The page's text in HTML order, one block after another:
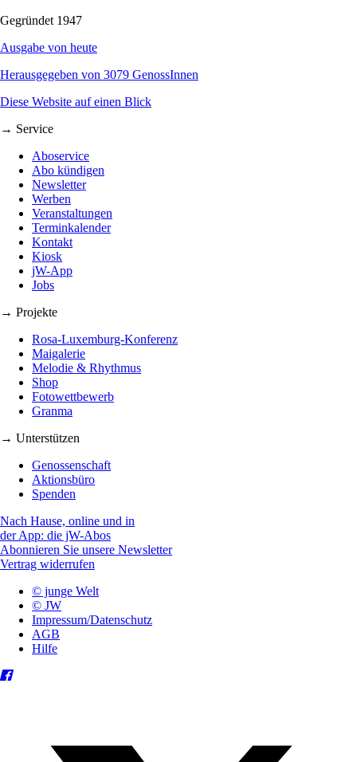
Gegründet 1947
Ausgabe von heute
Herausgegeben von 3079 GenossInnen
Diese Website auf einen Blick
→ Service
Aboservice
Abo kündigen
Newsletter
Werben
Veranstaltungen
Terminkalender
Kontakt
Kiosk
jW-App
Jobs
→ Projekte
Rosa-Luxemburg-Konferenz
Maigalerie
Melodie & Rhythmus
Shop
Fotowettbewerb
Granma
→ Unterstützen
Genossenschaft
Aktionsbüro
Spenden
Nach Hause, online und in
der App: die jW-Abos
Abonnieren Sie unsere Newsletter
Vertrag widerrufen
© junge Welt
© JW
Impressum/Datenschutz
AGB
Hilfe